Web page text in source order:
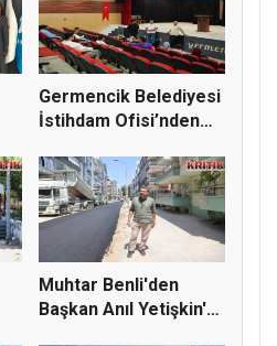
Germencik Belediyesi
İstihdam Ofisi’nden
Muhtar Benli'den
Başkan Anıl Yetişkin'e